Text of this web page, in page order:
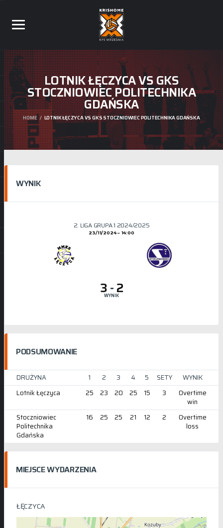
LOTNIK ŁĘCZYCA VS GKS
STOCZNIOWIEC POLITECHNIKA
GDAŃSKA
HOME LOTNIK ŁĘCZYCA VS GKS STOCZNIOWIEC POLITECHNIKA GDAŃSKA
WYNIK
2. LIGA GRUPA 1 2024/2025
23/11/2024 14:00
3-2
WYNIK
PODSUMOWANIE
DRUŻYNA 1 2 3 4 5 SETY
WYNIK
Lotnik Łęczyca
25 23 20 25 15 3
Overtime
win
Stoczniowiec
Politechnika
Gdańska
16 25 25 21 12 2
Overtime
loss
MIEJSCE WYDARZENIA
ŁĘCZYCA